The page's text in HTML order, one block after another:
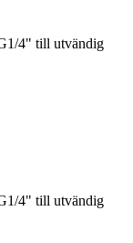
4" till utvändig
4" till utvändig